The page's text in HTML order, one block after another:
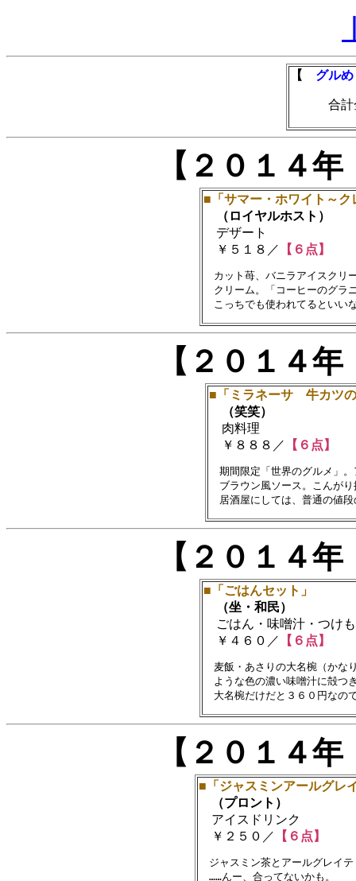
【 グル
合計金
【２０１４
■「サマー・ホワイト～ク
（ロイヤルホスト）
デザート
￥５１８／
【６点】
カット苺、バニラアイスクリ
クリーム。「コーヒーのグラ
【２０１４
■「ミラネーサ 牛カツ
（笑笑）
肉料理
￥８８８／ 【６点】
期間限定「世界のグルメ」
ブラウン風ソース。こんがり
【２０１４
■「ごはんセット」
（坐・和民）
ごはん・味噌汁・つけ
￥４６０／
【６点】
麦飯・あさりの大名椀（か
ような色の濃い味噌汁に殻つ
【２０１４
■「ジャスミンアールグレ
（プロント）
アイスドリンク
￥２５０／ 【６点】
ジャスミン茶とアールグレイ